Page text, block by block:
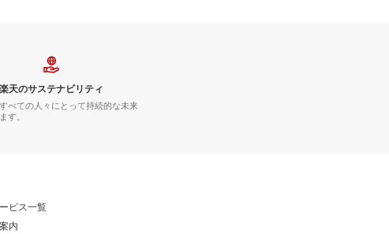
楽天のサステナビリティ
べての人々にとって持続的な未来
す。
ビス一覧
内